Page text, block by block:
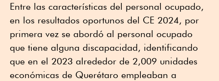
Entre las características del personal ocupado,
en los resultados oportunos del CE 2024, por
primera vez se abordó al personal ocupado
que tiene alguna discapacidad, identificando
que en el 2023 alrededor de 2,009 unidades
económicas de Querétaro empleaban a